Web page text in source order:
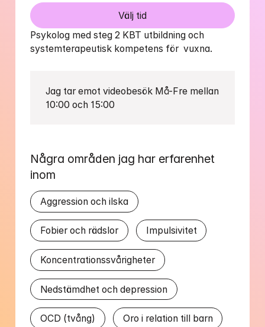
Välj tid
Psykolog med steg 2 KBT utbildning och
systemterapeutisk kompetens för  vuxna.
Jag tar emot videobesök Må-Fre mellan
10:00 och 15:00
Några områden jag har erfarenhet
inom
Aggression och ilska
Fobier och rädslor Impulsivitet
Koncentrationssvårigheter
Nedstämdhet och depression
OCD (tvång) Oro i relation till barn